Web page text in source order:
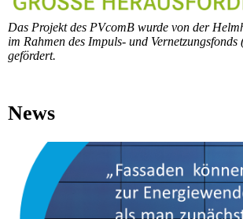
Das Projekt des PVcomB wurde von der
im Rahmen des Impuls- und Vernetzungsfonds
gefördert.
News